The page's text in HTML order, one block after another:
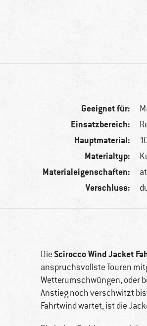
Geeignet für:
Einsatzbereich:
Hauptmaterial:
Materialtyp:
Materialeigenschaften:
Verschluss:
DieScirocco Wind Jacket
anspruchsvollste Touren
Wetterumschwüngen, oder
Anstieg noch verschwitzt
Fahrtwind wartet, ist die